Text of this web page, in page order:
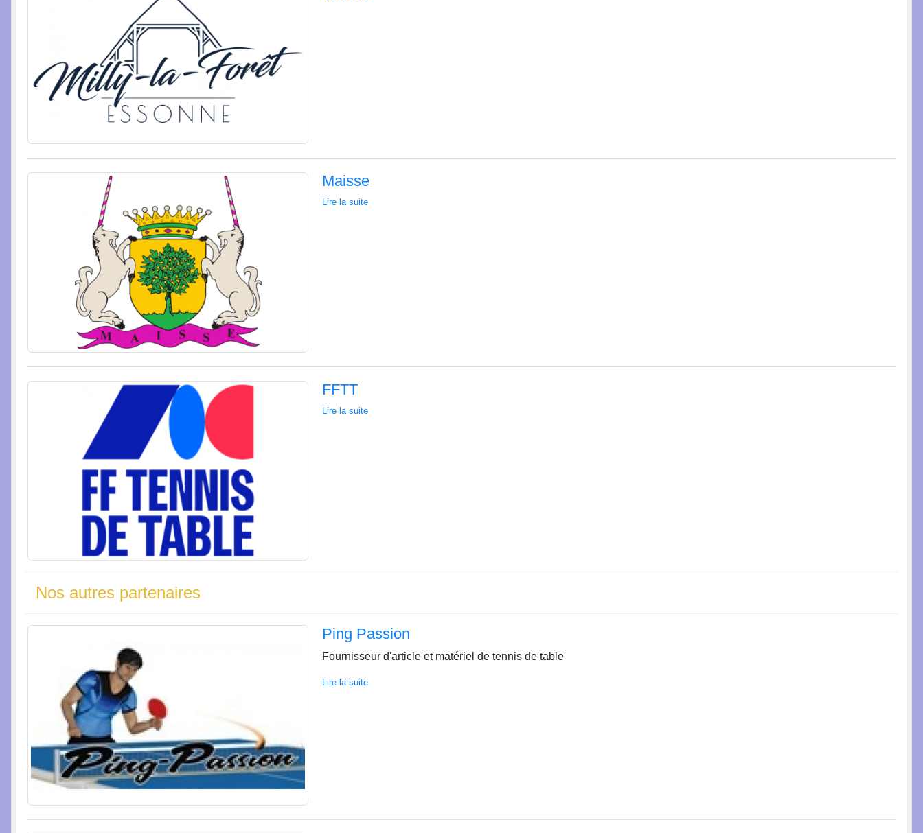
Maisse
Lire la suite
FFTT
Lire la suite
Nos autres partenaires
Ping Passion
Fournisseur d'article et matériel de tennis de table
Lire la suite